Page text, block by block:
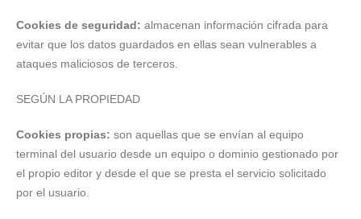
Cookies de seguridad: almacenan información cifrada para
evitar que los datos guardados en ellas sean vulnerables a
ataques maliciosos de terceros.
SEGÚN LA PROPIEDAD
Cookies propias: son aquellas que se envían al equipo
terminal del usuario desde un equipo o dominio gestionado por
el propio editor y desde el que se presta el servicio solicitado
por el usuario.